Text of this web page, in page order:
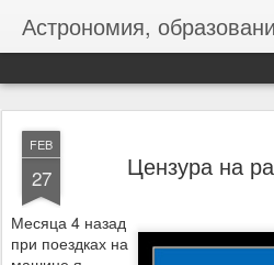
FEB
27 Цензура на
Месяца 4 назад
при поездках на